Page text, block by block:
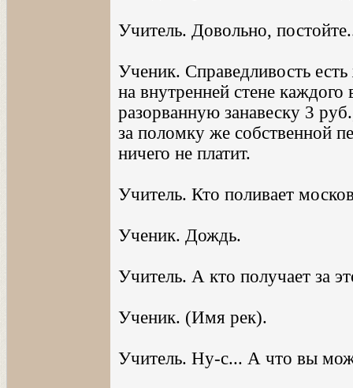
Учитель. Довольно,
Ученик. Справедливость
на внутренней стене каждого
разорванную занавеску 3
за поломку же собственной
ничего не платит.
Учитель. Кто поливает
Ученик. Дождь.
Учитель. А кто получает за
Ученик. (Имя рек).
Учитель. Ну-с... А что вы